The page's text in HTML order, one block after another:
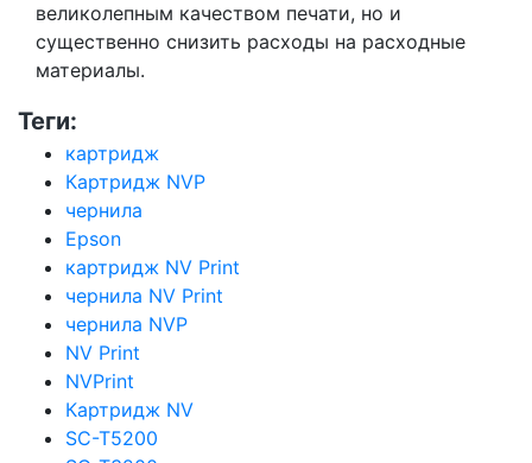
великолепным качеством печати, но и
существенно снизить расходы на расходные
материалы.
Теги:
картридж
Картридж NVP
чернила
Epson
картридж NV Print
чернила NV Print
чернила NVP
NV Print
NVPrint
Картридж NV
SC-T5200